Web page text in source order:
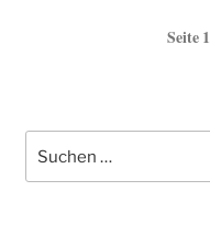
Seitennummerierung
Seite1
nach: